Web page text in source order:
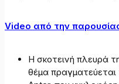
Video από την
Η σκοτεινή πλευρά
θέμα